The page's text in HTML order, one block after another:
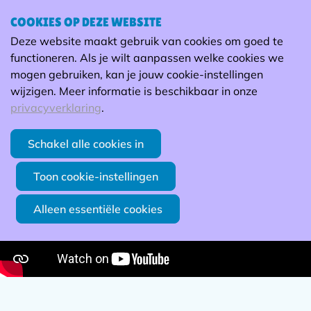
Eli
Eli, 24 jaar, werkt in een maatwerkbedrijf.
Eli is graag actief bezig en daarom werkt hij op de
mensen verder te helpen met het scheren van de haag,
onkruid te wieden...
COOKIES OP DEZE WEBSITE
Deze website maakt gebruik van cookies om goed te
functioneren. Als je wilt aanpassen welke cookies we
mogen gebruiken, kan je jouw cookie-instellingen
wijzigen. Meer informatie is beschikbaar in onze
privacyverklaring.
Schakel alle cookies in
Toon cookie-instellingen
Alleen essentiële cookies